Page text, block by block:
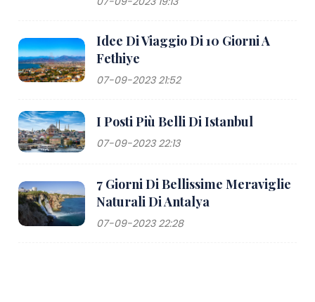
Idee Di Viaggio Di 10 Giorni A
Fethiye
07-09-2023 21:52
I Posti Più Belli Di Istanbul
07-09-2023 22:13
7 Giorni Di Bellissime Meraviglie
Naturali Di Antalya
07-09-2023 22:28